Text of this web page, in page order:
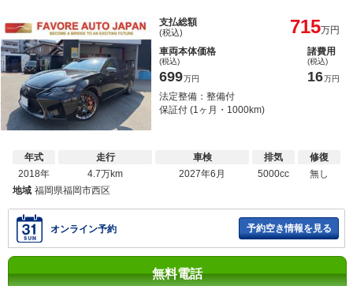
支払総額
(税込) 715万円
車両本体価格
(税込)
699万円
諸費用
(税込)
16万円
法定整備：整備付
保証付 (1ヶ月・1000km)
年式
2018年
走行
4.7万km
車検
2027年6月
排気
5000cc
修復
無し
地域 福岡県福岡市西区
オンライン予約 予約空き情報を見る
無料電話